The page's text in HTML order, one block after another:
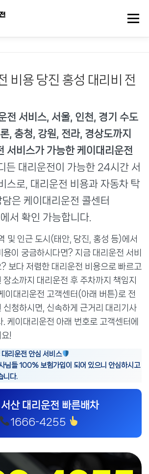
메뉴
비용 당진 홍성 대리비 전
전 서비스, 서울, 인천, 경기 수도
, 충청, 강원, 전라, 경상도까지
서비스가 가능한 케이대리운전
든 대리운전이 가능한 24시간 서
스로, 대리운전 비용과 자동차 탁
은 케이대리운전 콜센터
서 확인 가능합니다.
및 인근 도시(태안, 당진, 홍성 등)에서
이 궁금하시다면? 지금 대리운전 서비
보다 저렴한 대리운전 비용으로 빠르고
장소까지 대리운전 후 주차까지 책임지
이대리운전 고객센터(아래 버튼)로 전
신청하시면, 신속하게 근거리 대리기사
케이대리운전 아래 번호로 고객센터에
!
리운전 안심 서비스
님들 100% 보험가입이 되어 있으니 안심하시고
니다.
산 대리운전 빠른배차
1666-4255